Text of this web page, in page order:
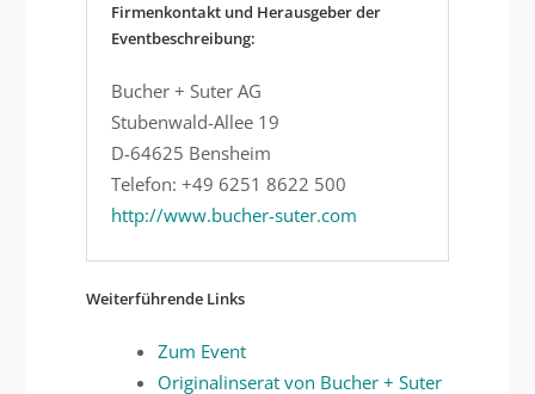
Firmenkontakt und Herausgeber der
Eventbeschreibung:
Bucher + Suter AG
Stubenwald-Allee 19
D-64625 Bensheim
Telefon: +49 6251 8622 500
http://www.bucher-suter.com
Weiterführende Links
Zum Event
Originalinserat von Bucher + Suter